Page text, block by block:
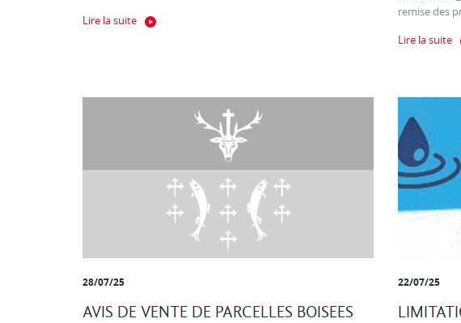
Lire la suite
remise des
Lire la suite
28/07/25
AVIS DE VENTE DE PARCELLES BOISEES
22/07/25